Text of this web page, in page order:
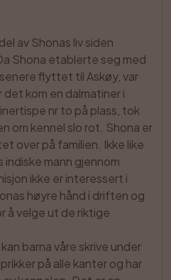
av Shonas liv siden
Shona etablerte seg med
flyttet til Askøy, var
kom en dalmatiner i
nr to på plass, tok
om kennel slo rot. Shona er
over på familien. Ikke like
mann gjennom
ikke er interessert i
høyre hånd i driften og
å velge ut de riktige
barna våre skrive under
på alle kanter og har